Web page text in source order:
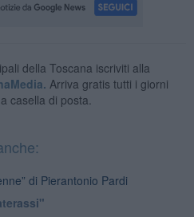
della Toscana iscriviti alla
Arriva gratis tutti i giorni
casella di posta.
di Pierantonio Pardi